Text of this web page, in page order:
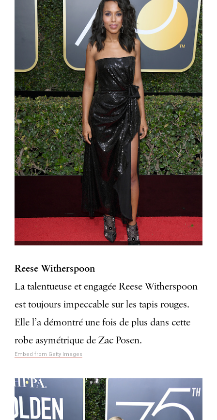
Reese Witherspoon
La talentueuse et engagée Reese Witherspoon
est toujours impeccable sur les tapis rouges.
Elle l’a démontré une fois de plus dans cette
robe asymétrique de Zac Posen.
Embed from Getty Images